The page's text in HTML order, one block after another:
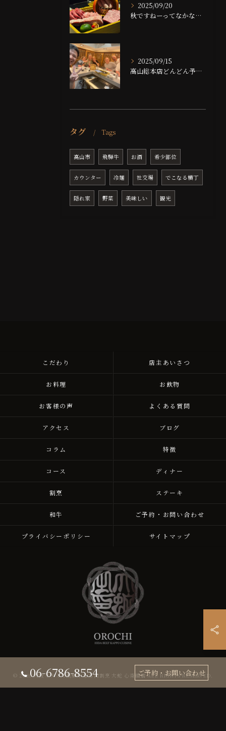
2025/09/20
秋ですねーってなかなかならない大阪ですが、夜は大分涼しくなっ...
2025/09/15
高山総本店どんどん予約埋まっております！！
タグ Tags
高山市 飛騨牛 お酒 希少部位
カウンター 冷麺 社交場 でこなる横丁
隠れ家 野菜 美味しい 観光
06-6786-8554 ご予約・お問い合わせ
こだわり 店主あいさつ
お料理 お飲物
お客様の声 よくある質問
アクセス ブログ
コラム 特徴
コース ディナー
割烹 ステーキ
和牛 ご予約・お問い合わせ
プライバシーポリシー サイトマップ
© 2026 大阪ミナミで飛騨牛なら肉割烹 大蛇 心斎橋店 ALL RIGHTS RESERVED.